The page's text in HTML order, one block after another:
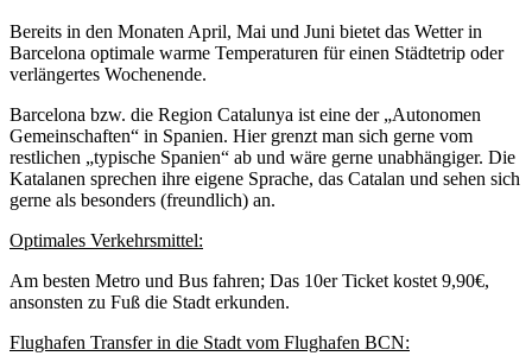
Bereits in den Monaten April, Mai und Juni bietet das Wetter in
Barcelona optimale warme Temperaturen für einen Städtetrip oder
verlängertes Wochenende.
Barcelona bzw. die Region Catalunya ist eine der „Autonomen
Gemeinschaften“ in Spanien. Hier grenzt man sich gerne vom
restlichen „typische Spanien“ ab und wäre gerne unabhängiger. Die
Katalanen sprechen ihre eigene Sprache, das Catalan und sehen sich
gerne als besonders (freundlich) an.
Optimales Verkehrsmittel:
Am besten Metro und Bus fahren; Das 10er Ticket kostet 9,90€,
ansonsten zu Fuß die Stadt erkunden.
Flughafen Transfer in die Stadt vom Flughafen BCN: